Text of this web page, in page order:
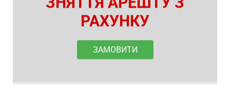
РАХУНКУ
ЗАМОВИТИ